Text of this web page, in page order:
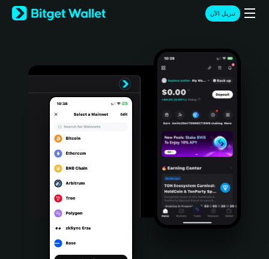
English
日本語
Türkçe
Português (Portugal)
Bahasa Indonesia
Português (Brasil)
تنزيل الآن